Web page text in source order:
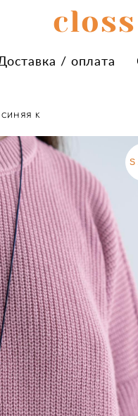
сloss
/ оплата
сloss
/ оплата
к